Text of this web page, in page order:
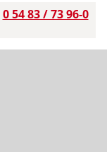
0 54 83 / 73 96-0